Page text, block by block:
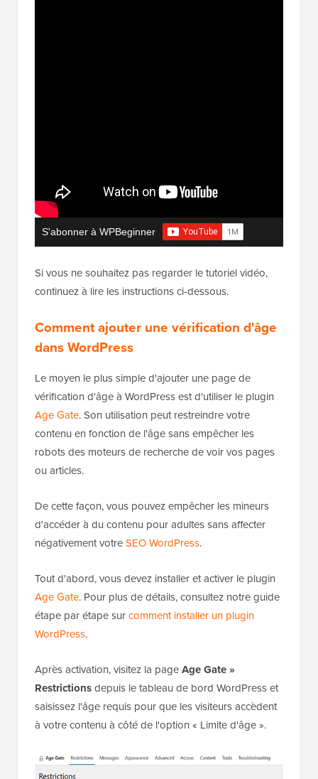
S'abonner à WPBeginner
Si vous ne souhaitez pas regarder le tutoriel vidéo,
continuez à lire les instructions ci-dessous.
Comment ajouter une vérification d'âge
dans WordPress
Le moyen le plus simple d'ajouter une page de
vérification d'âge à WordPress est d'utiliser le plugin
Age Gate. Son utilisation peut restreindre votre
contenu en fonction de l'âge sans empêcher les
robots des moteurs de recherche de voir vos pages
ou articles.
De cette façon, vous pouvez empêcher les mineurs
d'accéder à du contenu pour adultes sans affecter
négativement votreSEO WordPress.
Tout d'abord, vous devez installer et activer le plugin
Age Gate. Pour plus de détails, consultez notre guide
étape par étape surcomment installer un plugin
WordPress.
Après activation, visitez la pageAge Gate »
Restrictionsdepuis le tableau de bord WordPress et
saisissez l'âge requis pour que les visiteurs accèdent
à votre contenu à côté de l'option « Limite d'âge ».